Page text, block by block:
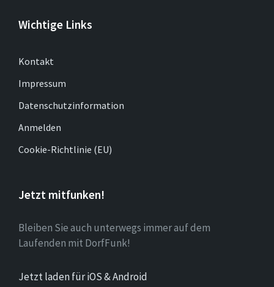
Wichtige Links
Kontakt
Impressum
Datenschutzinformation
Anmelden
Cookie-Richtlinie (EU)
Jetzt mitfunken!
Bleiben Sie auch unterwegs immer auf dem
Laufenden mit DorfFunk!
Jetzt laden für iOS & Android